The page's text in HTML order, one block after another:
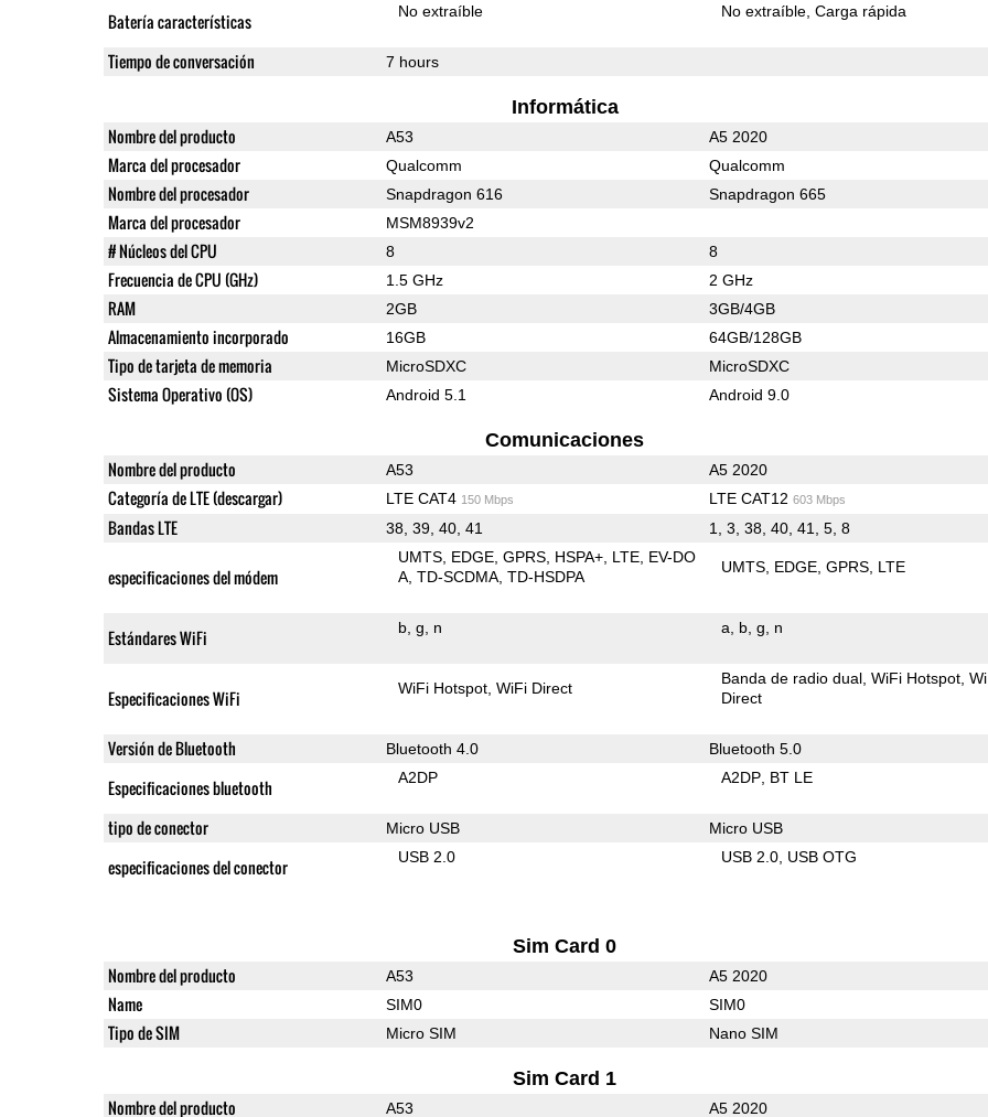
Batería características No extraíble No extraíble Carga rápida
Tiempo de conversación 7 hours
Informática
Nombre del producto A53 A5 2020
Marca del procesador Qualcomm Qualcomm
Nombre del procesador Snapdragon 616 Snapdragon 665
Marca del procesador MSM8939v2
# Núcleos del CPU 8 8
Frecuencia de CPU (GHz) 1.5 GHz 2 GHz
RAM 2GB 3GB/4GB
Almacenamiento incorporado 16GB 64GB/128GB
Tipo de tarjeta de memoria MicroSDXC MicroSDXC
Sistema Operativo (OS) Android 5.1 Android 9.0
Comunicaciones
Nombre del producto A53 A5 2020
Categoría de LTE (descargar) LTE CAT4 150 Mbps LTE CAT12 603 Mbps
Bandas LTE 38, 39, 40, 41 1, 3, 38, 40, 41, 5, 8
especificaciones del módem
UMTS EDGE GPRS HSPA+ LTE EV-DO
A TD-SCDMA TD-HSDPA
UMTS EDGE GPRS LTE
Estándares WiFi b g n a b g n
Especificaciones WiFi WiFi Hotspot WiFi Direct
Banda de radio dual WiFi Hotspot
Direct
Versión de Bluetooth Bluetooth 4.0 Bluetooth 5.0
Especificaciones bluetooth A2DP A2DP BT LE
tipo de conector Micro USB Micro USB
especificaciones del conector USB 2.0 USB 2.0 USB OTG
Sim Card 0
Nombre del producto A53 A5 2020
Name SIM0 SIM0
Tipo de SIM Micro SIM Nano SIM
Sim Card 1
Nombre del producto A53 A5 2020